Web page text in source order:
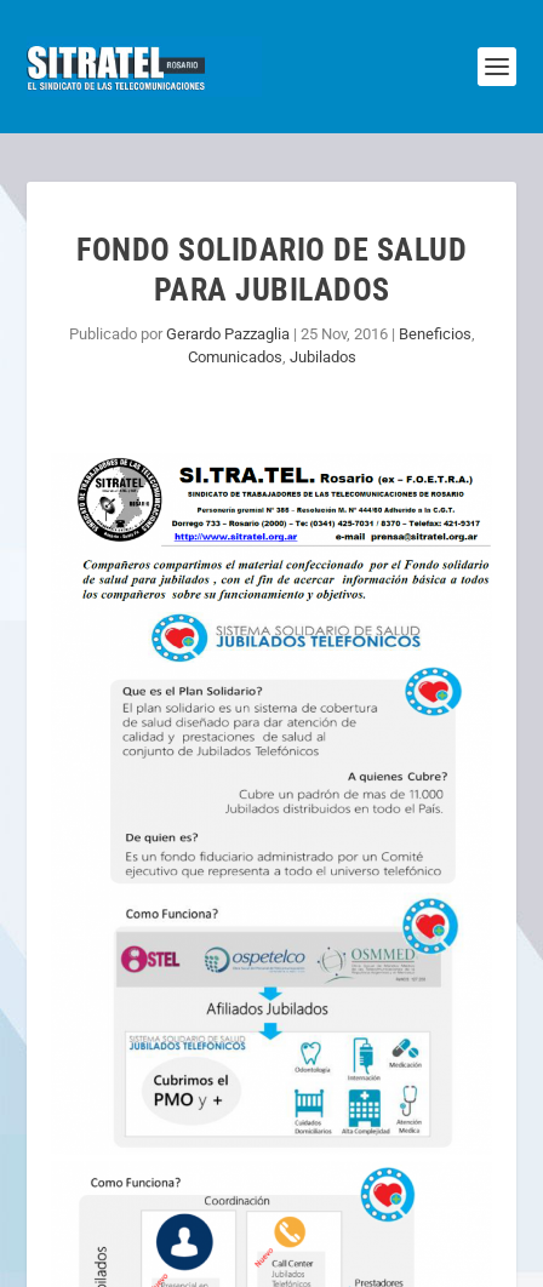
FONDO SOLIDARIO DE SALUD
PARA JUBILADOS
Publicado porGerardo Pazzaglia| 25 Nov, 2016| Beneficios,
Comunicados, Jubilados